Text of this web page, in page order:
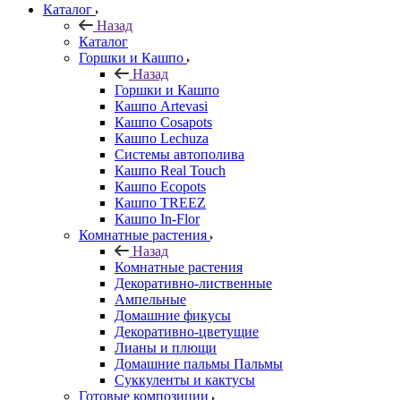
Каталог
Назад
Каталог
Горшки и Кашпо
Назад
Горшки и Кашпо
Кашпо Artevasi
Кашпо Cosapots
Кашпо Lechuza
Системы автополива
Кашпо Real Touch
Кашпо Ecopots
Кашпо TREEZ
Кашпо In-Flor
Комнатные растения
Назад
Комнатные растения
Декоративно-лиственные
Ампельные
Домашние фикусы
Декоративно-цветущие
Лианы и плющи
Домашние пальмы Пальмы
Суккуленты и кактусы
Готовые композиции